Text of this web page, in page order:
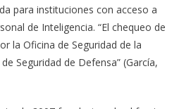
para instituciones con acceso a
de Inteligencia. “El chequeo de
la Oficina de Seguridad de la
Seguridad de Defensa” (García,